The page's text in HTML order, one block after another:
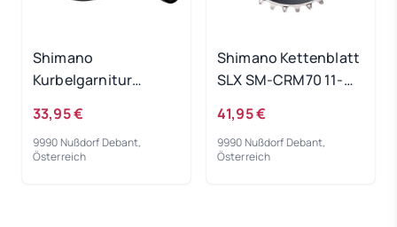
Shimano
Kurbelgarnitur
42-34-24T. 175 mm
33,95 €
9990 Nußdorf Debant,
Österreich
Shimano Kettenblatt
SLX SM-CRM70 11-
41,95 €
9990 Nußdorf Debant,
Österreich